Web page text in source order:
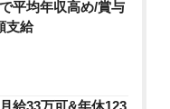
平均年収高め/賞与
支給
給33万可&年休123